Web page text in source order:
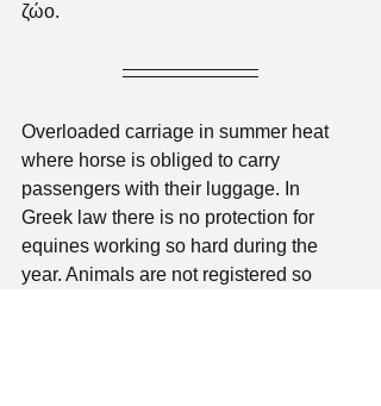
ζώο.
Overloaded carriage in summer heat
where horse is obliged to carry
passengers with their luggage. In
Greek law there is no protection for
equines working so hard during the
year. Animals are not registered so